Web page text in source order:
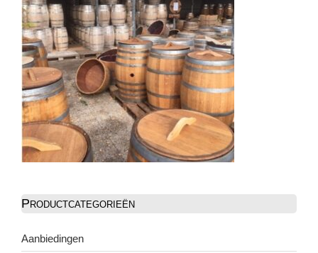
Productcategorieën
Aanbiedingen